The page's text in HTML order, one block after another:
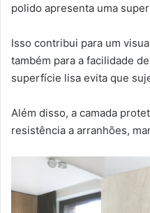
polido apresenta uma
Isso contribui para um
também para a facilidade
superfície lisa evita que
Além disso, a camada
resistência a arranhões,